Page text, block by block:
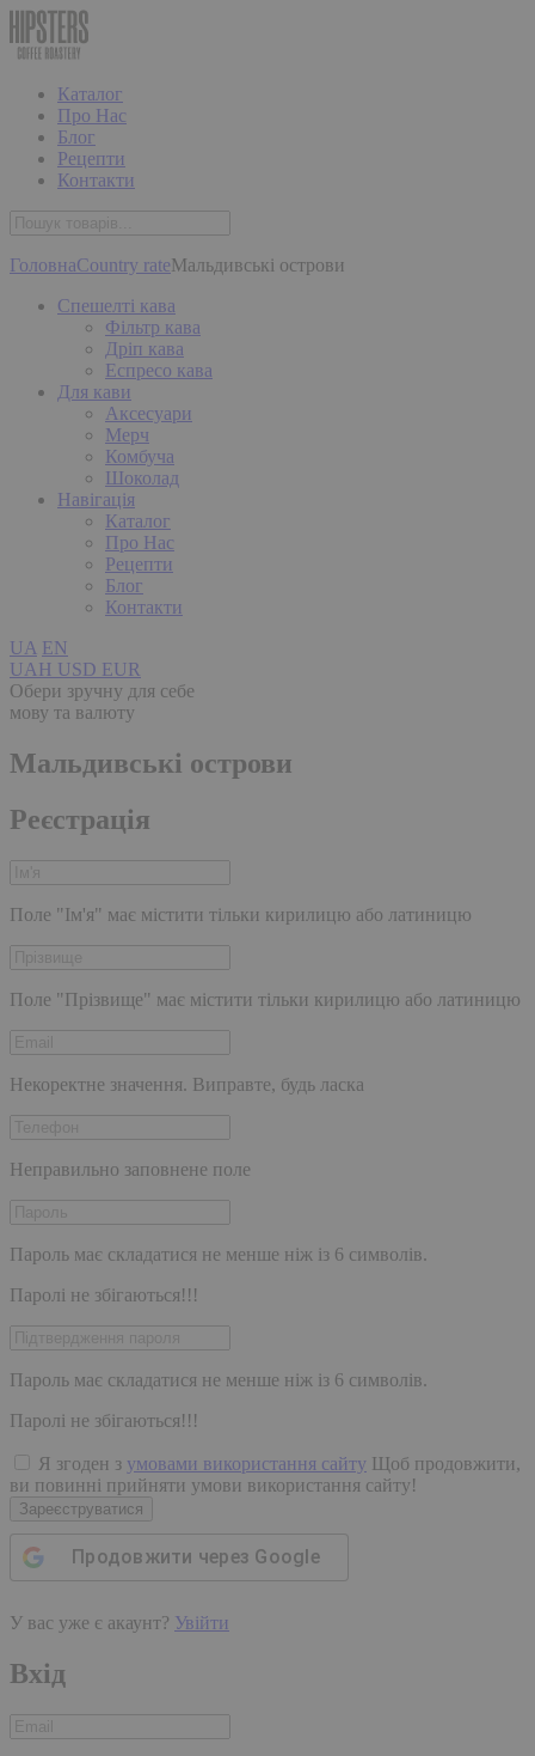
Каталог
Про Нас
Блог
Рецепти
Контакти
ГоловнаCountry rateМальдивські острови
Спешелті кава
Фільтр кава
Дріп кава
Еспресо кава
Для кави
Аксесуари
Мерч
Комбуча
Шоколад
Навігація
Каталог
Про Нас
Рецепти
Блог
Контакти
UA EN
UAH USD EUR
Обери зручну для себе
мову та валюту
Мальдивські острови
Реєстрація
Поле "Ім'я" має містити тільки кирилицю або латиницю
Поле "Прізвище" має містити тільки кирилицю або латиницю
Некоректне значення. Виправте, будь ласка
Неправильно заповнене поле
Пароль має складатися не менше ніж із 6 символів.
Паролі не збігаються!!!
Пароль має складатися не менше ніж із 6 символів.
Паролі не збігаються!!!
Я згоден з умовами використання сайту Щоб продовжити,
ви повинні прийняти умови використання сайту!
Зареєструватися
Продовжити через Google
У вас уже є акаунт? Увійти
Вхід